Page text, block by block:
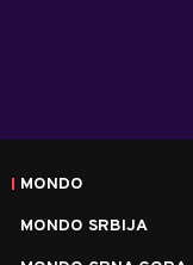
MONDO
MONDO SRBIJA